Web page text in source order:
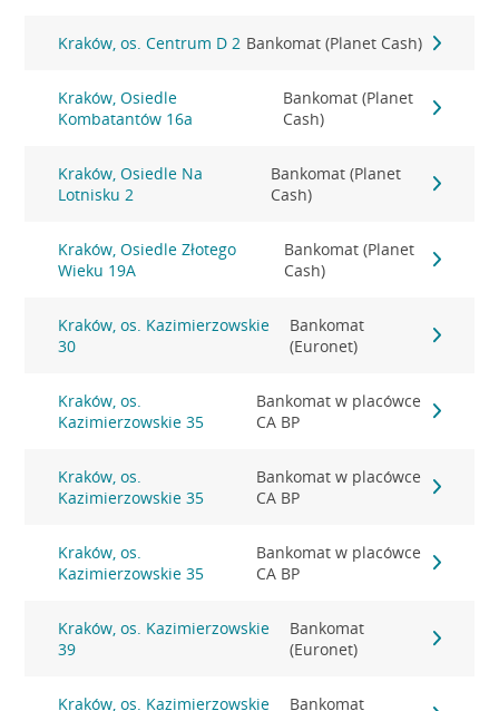
Kraków, os. Centrum D 2 Bankomat (Planet Cash)
Kraków, Osiedle
Kombatantów 16a
Bankomat (Planet
Cash)
Kraków, Osiedle Na
Lotnisku 2
Bankomat (Planet
Cash)
Kraków, Osiedle Złotego
Wieku 19A
Bankomat (Planet
Cash)
Kraków, os. Kazimierzowskie
30
Bankomat
(Euronet)
Kraków, os.
Kazimierzowskie 35
Bankomat w placówce
CA BP
Kraków, os.
Kazimierzowskie 35
Bankomat w placówce
CA BP
Kraków, os.
Kazimierzowskie 35
Bankomat w placówce
CA BP
Kraków, os. Kazimierzowskie
39
Bankomat
(Euronet)
Kraków, os. Kazimierzowskie
Bankomat